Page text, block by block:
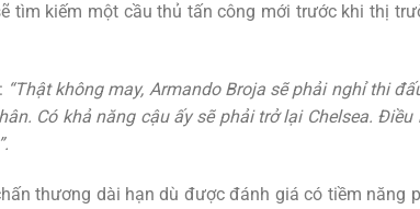
tìm kiếm một cầu thủ tấn công mới trước khi thị
“Thật không may, Armando Broja sẽ phải nghỉ thi
Có khả năng cậu ấy sẽ phải trở lại Chelsea. Điều
thương dài hạn dù được đánh giá có tiềm năng